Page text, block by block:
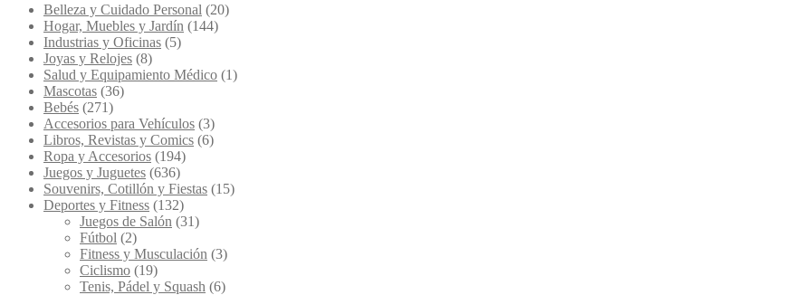
Belleza y Cuidado Personal (20)
Hogar, Muebles y Jardín (144)
Industrias y Oficinas (5)
Joyas y Relojes (8)
Salud y Equipamiento Médico (1)
Mascotas (36)
Bebés (271)
Accesorios para Vehículos (3)
Libros, Revistas y Comics (6)
Ropa y Accesorios (194)
Juegos y Juguetes (636)
Souvenirs, Cotillón y Fiestas (15)
Deportes y Fitness (132)
Juegos de Salón (31)
Fútbol (2)
Fitness y Musculación (3)
Ciclismo (19)
Tenis, Pádel y Squash (6)